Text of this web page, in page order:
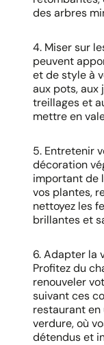
des arbres
4. Miser sur
peuvent
et de style à
aux pots, aux
treillages et
mettre en
5. Entretenir
décoration
important de
vos plantes,
nettoyez les
brillantes et
6. Adapter la
Profitez du
renouveler
suivant ces
restaurant
verdure, où
détendus et